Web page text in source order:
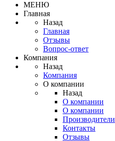
МЕНЮ
Главная
Назад
Главная
Отзывы
Вопрос-ответ
Компания
Назад
Компания
О компании
Назад
О компании
О компании
Производители
Контакты
Отзывы